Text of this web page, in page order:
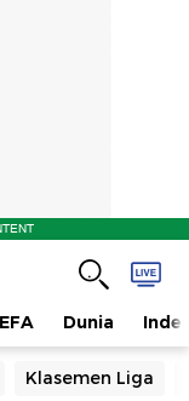
Dunia
Klasemen Liga